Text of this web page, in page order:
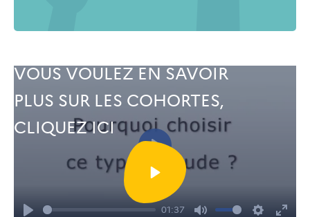
01:37
VOUS VOULEZ EN SAVOIR
PLUS SUR LES COHORTES,
CLIQUEZ ICI